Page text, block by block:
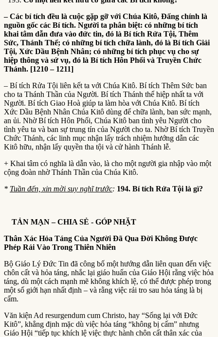
– Các bí tích đều là cuộc gặp gỡ với Chúa Kitô, Đấng chính là
nguồn gốc các Bí tích. Người ta phân biệt: có những bí tích
khai tâm dẫn đưa vào đức tin, đó là Bí tích Rửa Tội, Thêm
Sức, Thánh Thể; có những bí tích chữa lành, đó là Bí tích Giải
Tội, Xức Dầu Bệnh Nhân; có những bí tích phục vụ cho sự
hiệp thông và sứ vụ, đó là Bí tích Hôn Phối và Truyền Chức
Thánh. [1210 – 1211]
– Bí tích Rửa Tội liên kết ta với Chúa Kitô. Bí tích Thêm Sức ban
cho ta Thánh Thần của Người. Bí tích Thánh thể hiệp nhất ta với
Người. Bí tích Giao Hoà giúp ta làm hòa với Chúa Kitô. Bí tích
Xức Dầu Bệnh Nhân Chúa Kitô dùng để chữa lành, ban sức mạnh,
an ủi. Nhờ Bí tích Hôn Phối, Chúa Kitô ban tình yêu Người cho
tình yêu ta và ban sự trung tín của Người cho ta. Nhờ Bí tích Truyền
Chức Thánh, các linh mục nhận lấy trách nhiệm hướng dẫn các
Kitô hữu, nhận lấy quyền tha tội và cử hành Thánh lễ.
+ Khai tâm có nghĩa là dẫn vào, là cho một người gia nhập vào một
cộng đoàn nhờ Thánh Thần của Chúa Kitô.
* Tuần đến, xin mời suy nghĩ trước: 194. Bí tích Rửa Tội là gì?
TẢN MẠN – CHIA SẺ ­- GÓP NHẶT
Thân Xác Hỏa Táng Của Người Đã Qua Đời Không Được
Phép Rải Vào Trong Thiên Nhiên
Bộ Giáo Lý Đức Tin đã công bố một hướng dẫn liên quan đến việc
chôn cất và hỏa táng, nhắc lại giáo huấn của Giáo Hội rằng việc hỏa
táng, dù một cách mạnh mẽ không khích lệ, có thể được phép trong
một số giới hạn nhất định – và rằng việc rải tro sau hỏa táng là bị
cấm.
Văn kiện Ad resurgendum cum Christo, hay “Sống lại với Đức
Kitô”, khẳng định mặc dù việc hỏa táng “không bị cấm” nhưng
Giáo Hội “tiếp tục khích lệ việc thực hành chôn cất thân xác của